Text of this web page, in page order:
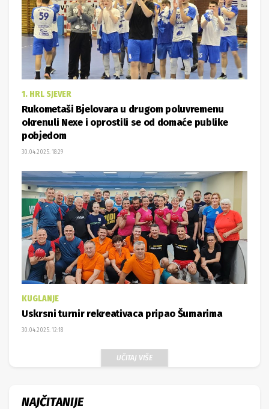
1. HRL SJEVER
Rukometaši Bjelovara u drugom poluvremenu
okrenuli Nexe i oprostili se od domaće publike
pobjedom
30.04.2025. 18:29
KUGLANJE
Uskrsni turnir rekreativaca pripao Šumarima
30.04.2025. 12:18
UČITAJ VIŠE
NAJČITANIJE